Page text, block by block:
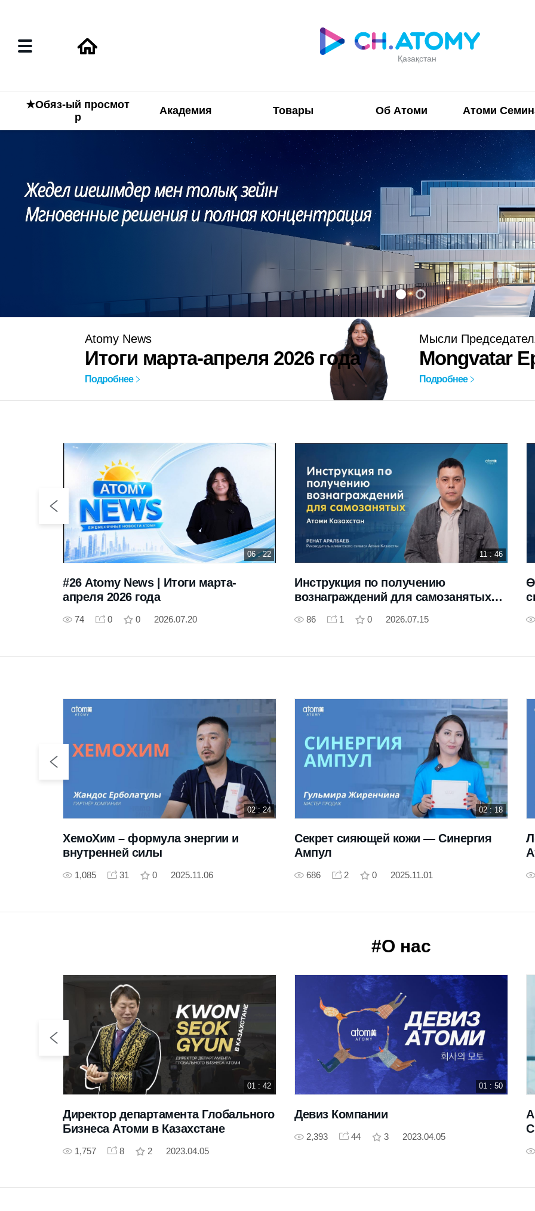
Қазақстан
★Обяз-ый просмот
р
Академия Товары Об Атоми Атоми
Итоги марта-апреля 2026 года
Atomy News
Подробнее
Mongvatar
Мысли
Подробнее
#26 Atomy News | Итоги марта-
апреля 2026 года
74 0 0 2026.07.20
06 : 22
Инструкция по получению
вознаграждений для самозанятых
86 1 0 2026.07.15
11 : 46
ХемоХим – формула энергии и
внутренней силы
1,085 31 0 2025.11.06
02 : 24
Секрет сияющей кожи — Cинергия
Ампул
686 2 0 2025.11.01
02 : 18
#О нас
Директор департамента Глобального
Бизнеса Атоми в Казахстане
1,757 8 2 2023.04.05
01 : 42
Девиз Компании
2,393 44 3 2023.04.05
01 : 50